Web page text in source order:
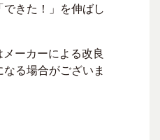
きた！」を伸ばし
ーカーによる改良
る場合がございま